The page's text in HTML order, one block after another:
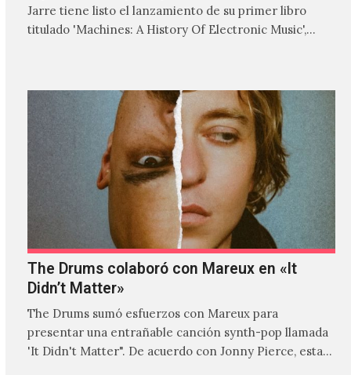
Jarre tiene listo el lanzamiento de su primer libro
titulado 'Machines: A History Of Electronic Music',
The Drums colaboró con Mareux en «It
Didn’t Matter»
The Drums sumó esfuerzos con Mareux para
presentar una entrañable canción synth-pop llamada
'It Didn't Matter". De acuerdo con Jonny Pierce, esta